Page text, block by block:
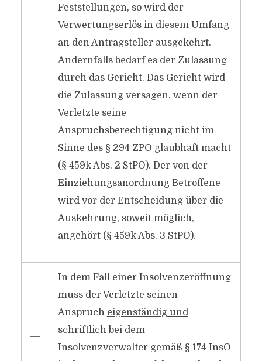
―
Feststellungen, so wird der
Verwertungserlös in diesem Umfang
an den Antragsteller ausgekehrt.
Andernfalls bedarf es der Zulassung
durch das Gericht. Das Gericht wird
die Zulassung versagen, wenn der
Verletzte seine
Anspruchsberechtigung nicht im
Sinne des § 294 ZPO glaubhaft macht
(§ 459k Abs. 2 StPO). Der von der
Einziehungsanordnung Betroffene
wird vor der Entscheidung über die
Auskehrung, soweit möglich,
angehört (§ 459k Abs. 3 StPO).
―
In dem Fall einer Insolvenzeröffnung
muss der Verletzte seinen
Anspruch eigenständig und
schriftlichbei dem
Insolvenzverwalter gemäß § 174 InsO